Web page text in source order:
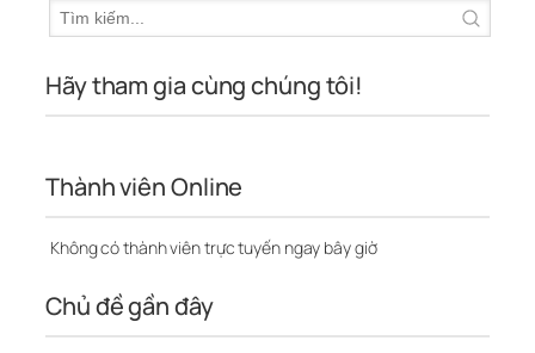
Hãy tham gia cùng chúng tôi!
Thành viên Online
Không có thành viên trực tuyến ngay bây giờ
Chủ đề gần đây